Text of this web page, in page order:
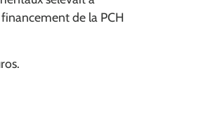
de la PCH